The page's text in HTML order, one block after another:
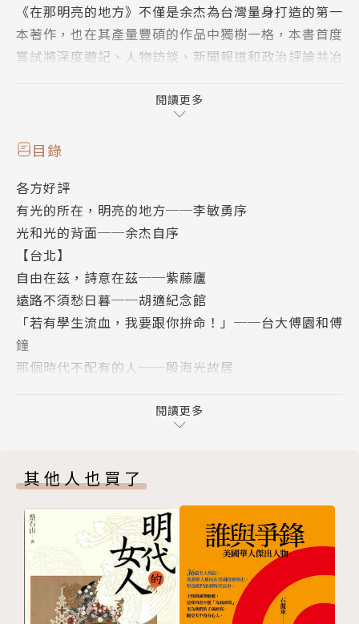
《在那明亮的地方》不僅是余杰為台灣量身打造的第一
本著作，也在其產量豐碩的作品中獨樹一格，本書首度
嘗試將深度遊記、人物訪談、新聞報道和政治評論共冶
刺激身處「自由寶島」的台灣人，具有嶄新思維與憂患
意識──光的喪失與黑暗的重臨，也許在眨眼之間就悄
悄發生了。因此作者選擇一些跟台灣民主運動發展歷程
於台灣民主自由的歷史地圖。
本書嚴選二十五處推動台灣民主的重要景點，足以窺見
二十五則血淚共築的故事。余杰以他犀利的筆、抒情的
眼，親身走訪影響台灣民主發展至鉅的景點，體驗呼吸
民主自由的空氣，也為想要重新認識台灣這片土地的人
們，作一場深度導覽。這不僅是屬於余杰個人的台灣
「自由行」地圖，也是值得全體台灣人共同走訪緬懷、
憶古思今的台灣民主地圖。
本書特色
歷史、地理等知識的深度導覽。
★ 將深度遊記、人物訪談、新聞報道和政治評論共冶
一爐的新文體，以旁觀者視角刺激台灣人思考。
★ 收錄兩百幅攝影師黃謙賢走訪二十五處民主景點的
影像紀錄。
作者簡介
閱讀更多
目錄
各方好評
有光的所在，明亮的地方──李敏勇序
光和光的背面──余杰自序
【台北】
自由在茲，詩意在茲──紫藤廬
遠路不須愁日暮──胡適紀念館
「若有學生流血，我要跟你拚命！」──台大傅園和傅
鐘
那個時代不配有的人──殷海光故居
黑暗中的舞者──蔡瑞月舞蹈社
最偉大的作品，寫於咖啡館──明星咖啡館
你像樹一樣迎風而立──陳文成博士紀念室
那個對著死神微笑的人──鄭南榕紀念館
將地獄般的牢獄變成人權課堂──景美人權園區
民主就是請客吃飯──阿才的店
推倒偶像，百合花開──自由廣場
籠子裡的總統與大道上的公民──凱達格蘭大道
最好的時光，是追尋真理的時光──慕哲咖啡館
閱讀更多
其他人也買了